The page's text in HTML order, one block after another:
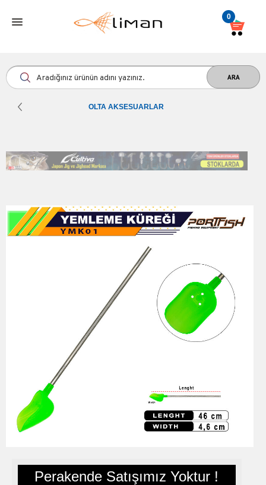
0
OLTA AKSESUARLAR
Perakende Satışımız Yoktur !